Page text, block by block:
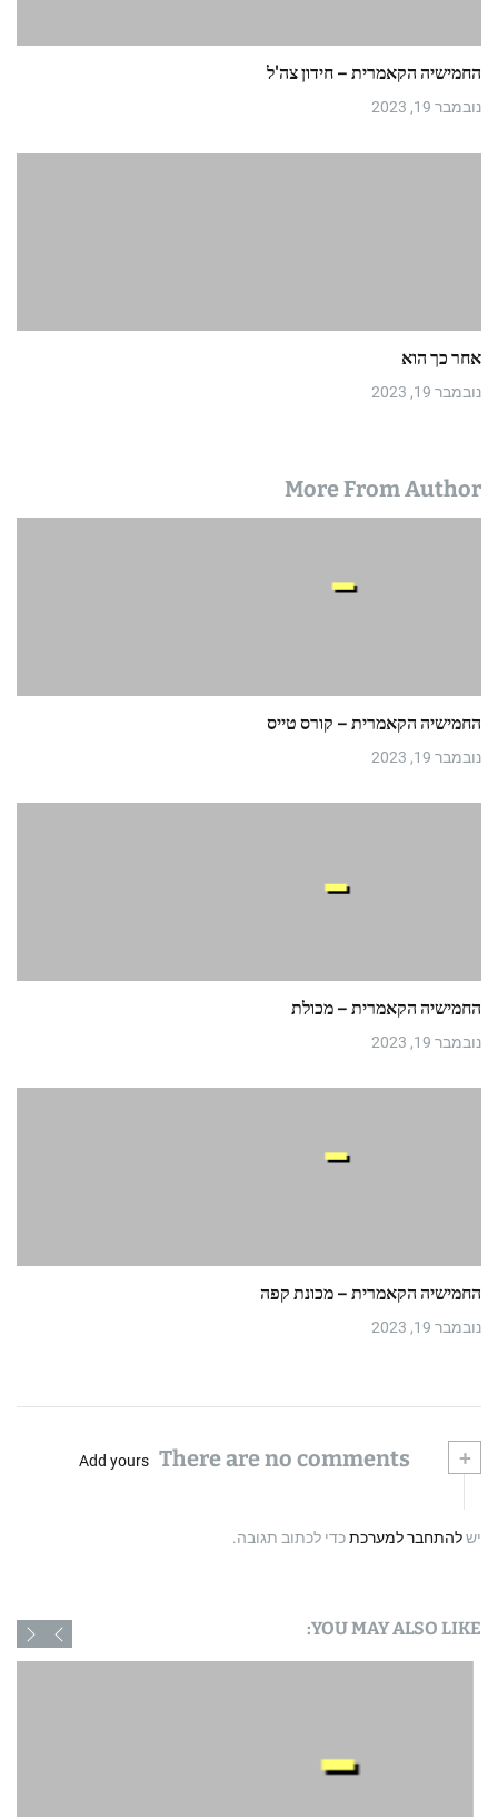
החמישיה הקאמרית – חידון צה'ל
נובמבר 19, 2023
אחר כך הוא
נובמבר 19, 2023
More From Author
החמישיה הקאמרית – קורס טייס
נובמבר 19, 2023
החמישיה הקאמרית – מכולת
נובמבר 19, 2023
החמישיה הקאמרית – מכונת קפה
נובמבר 19, 2023
+
Add yours
ישלהתחבר למערכתכדי לכתוב תגובה.
YOU MAY ALSO LIKE: